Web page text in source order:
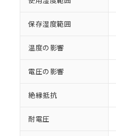
保存湿度範囲
温度の影響
電圧の影響
絶縁抵抗
耐電圧